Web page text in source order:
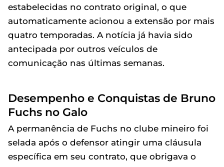
estabelecidas no contrato original, o que
automaticamente acionou a extensão por mais
quatro temporadas. A notícia já havia sido
antecipada por outros veículos de
comunicação nas últimas semanas.
Desempenho e Conquistas de Bruno
Fuchs no Galo
A permanência de Fuchs no clube mineiro foi
selada após o defensor atingir uma cláusula
específica em seu contrato, que obrigava o